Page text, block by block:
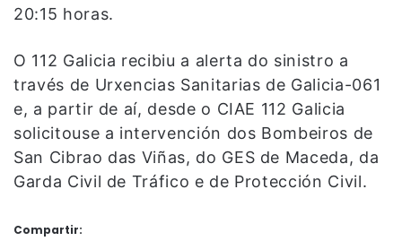
20:15 horas.
O 112 Galicia recibiu a alerta do sinistro a
través de Urxencias Sanitarias de Galicia-061
e, a partir de aí, desde o CIAE 112 Galicia
solicitouse a intervención dos Bombeiros de
San Cibrao das Viñas, do GES de Maceda, da
Garda Civil de Tráfico e de Protección Civil.
Compartir: